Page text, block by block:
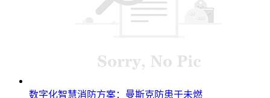
数字化智慧消防方案：曼斯克防患于未燃